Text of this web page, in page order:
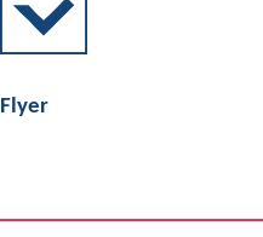
Flyer